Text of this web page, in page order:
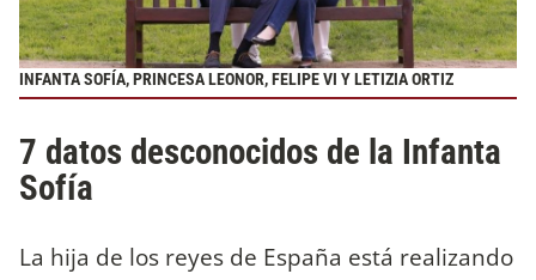
INFANTA SOFÍA, PRINCESA LEONOR, FELIPE VI Y LETIZIA ORTIZ
7 datos desconocidos de la Infanta
Sofía
La hija de los reyes de España está realizando